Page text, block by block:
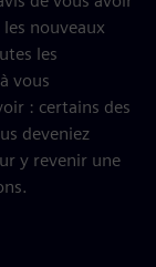
nouveaux
les
vous
: certains des
deveniez
y revenir une